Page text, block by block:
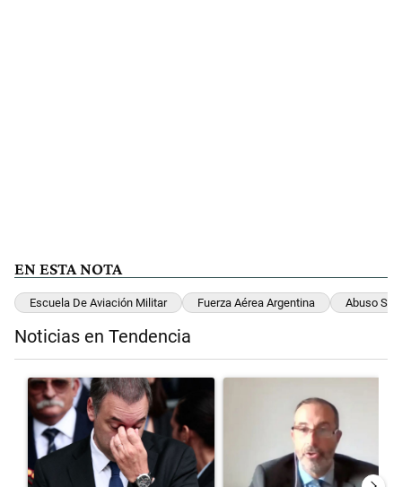
EN ESTA NOTA
Escuela De Aviación Militar Fuerza Aérea Argentina Abuso
Noticias en Tendencia
Un artículo de tendencia con el título "El fiscal intimó a Manuel
Un artículo de tendencia con el